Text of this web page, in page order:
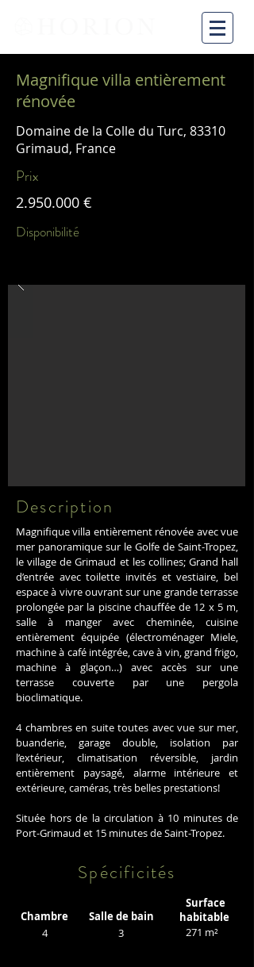
Magnifique villa entièrement
rénovée
Domaine de la Colle du Turc, 83310
Grimaud, France
Prix
2.950.000 €
Disponibilité
Description
Magnifique villa entièrement rénovée avec vue
mer panoramique sur le Golfe de Saint-Tropez,
le village de Grimaud et les collines; Grand hall
d’entrée avec toilette invités et vestiaire, bel
espace à vivre ouvrant sur une grande terrasse
prolongée par la piscine chauffée de 12 x 5 m,
salle à manger avec cheminée, cuisine
entièrement équipée (électroménager Miele,
machine à café intégrée, cave à vin, grand frigo,
machine à glaçon…) avec accès sur une
terrasse couverte par une pergola
bioclimatique.
4 chambres en suite toutes avec vue sur mer,
buanderie, garage double, isolation par
l’extérieur, climatisation réversible, jardin
entièrement paysagé, alarme intérieure et
extérieure, caméras, très belles prestations!
Située hors de la circulation à 10 minutes de
Port-Grimaud et 15 minutes de Saint-Tropez.
Spécificités
Chambre
Salle de bain
4
3
Surface
habitable
271 m²